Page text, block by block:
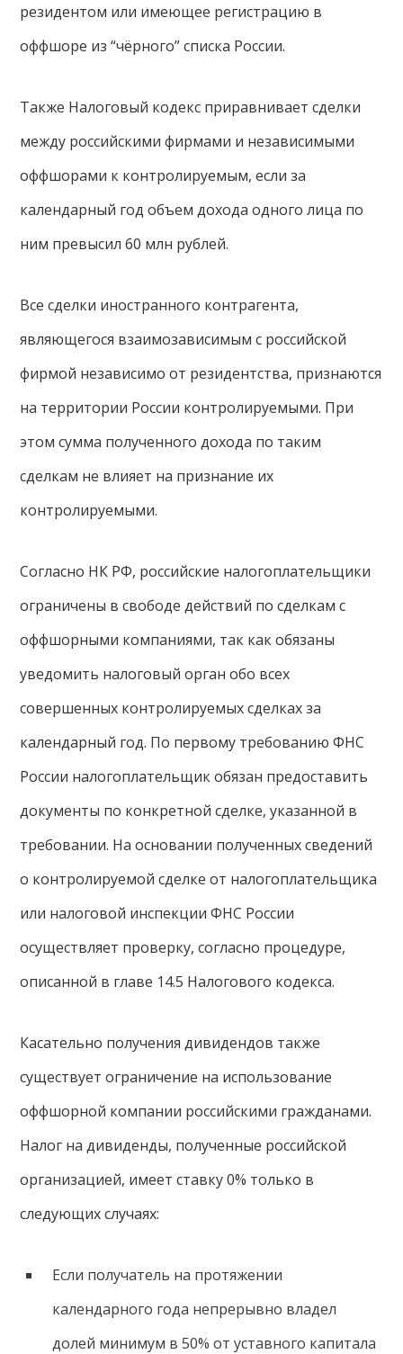
резидентом или имеющее регистрацию в
оффшоре из “чёрного” списка России.
Также Налоговый кодекс приравнивает сделки
между российскими фирмами и независимыми
оффшорами к контролируемым, если за
календарный год объем дохода одного лица по
ним превысил 60 млн рублей.
Все сделки иностранного контрагента,
являющегося взаимозависимым с российской
фирмой независимо от резидентства, признаются
на территории России контролируемыми. При
этом сумма полученного дохода по таким
сделкам не влияет на признание их
контролируемыми.
Согласно НК РФ, российские налогоплательщики
ограничены в свободе действий по сделкам с
оффшорными компаниями, так как обязаны
уведомить налоговый орган обо всех
совершенных контролируемых сделках за
календарный год. По первому требованию ФНС
России налогоплательщик обязан предоставить
документы по конкретной сделке, указанной в
требовании. На основании полученных сведений
о контролируемой сделке от налогоплательщика
или налоговой инспекции ФНС России
осуществляет проверку, согласно процедуре,
описанной в главе 14.5 Налогового кодекса.
Касательно получения дивидендов также
существует ограничение на использование
оффшорной компании российскими гражданами.
Налог на дивиденды, полученные российской
организацией, имеет ставку 0% только в
следующих случаях:
Если получатель на протяжении
календарного года непрерывно владел
долей минимум в 50% от уставного капитала